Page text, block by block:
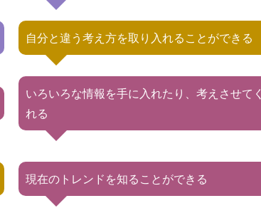
自分と違う考え方を取り入れることができる
いろいろな情報を手に入れたり、考えさせてく
れる
現在のトレンドを知ることができる